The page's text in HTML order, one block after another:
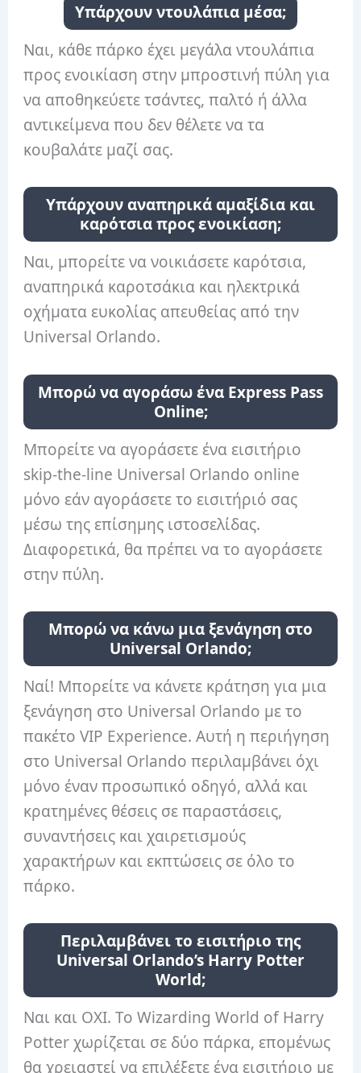
Υπάρχουν ντουλάπια μέσα;
Ναι, κάθε πάρκο έχει μεγάλα ντουλάπια
προς ενοικίαση στην μπροστινή πύλη για
να αποθηκεύετε τσάντες, παλτό ή άλλα
αντικείμενα που δεν θέλετε να τα
κουβαλάτε μαζί σας.
Υπάρχουν αναπηρικά αμαξίδια και
καρότσια προς ενοικίαση;
Ναι, μπορείτε να νοικιάσετε καρότσια,
αναπηρικά καροτσάκια και ηλεκτρικά
οχήματα ευκολίας απευθείας από την
Universal Orlando.
Μπορώ να αγοράσω ένα Express Pass
Online;
Μπορείτε να αγοράσετε ένα εισιτήριο
skip-the-line Universal Orlando online
μόνο εάν αγοράσετε το εισιτήριό σας
μέσω της επίσημης ιστοσελίδας.
Διαφορετικά, θα πρέπει να το αγοράσετε
στην πύλη.
Μπορώ να κάνω μια ξενάγηση στο
Universal Orlando;
Ναί! Μπορείτε να κάνετε κράτηση για μια
ξενάγηση στο Universal Orlando με το
πακέτο VIP Experience. Αυτή η περιήγηση
στο Universal Orlando περιλαμβάνει όχι
μόνο έναν προσωπικό οδηγό, αλλά και
κρατημένες θέσεις σε παραστάσεις,
συναντήσεις και χαιρετισμούς
χαρακτήρων και εκπτώσεις σε όλο το
πάρκο.
Περιλαμβάνει το εισιτήριο της
Universal Orlando’s Harry Potter
World;
Ναι και ΟΧΙ. Το Wizarding World of Harry
Potter χωρίζεται σε δύο πάρκα, επομένως
θα χρειαστεί να επιλέξετε ένα εισιτήριο με